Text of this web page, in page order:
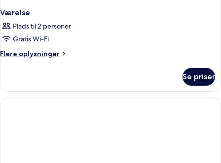
Værelse
Plads til 2 personer
Gratis Wi-Fi
Flere oplysninger
Flere
Se priser